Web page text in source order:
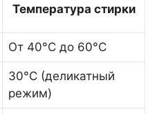
Температура стирки
От 40°C до 60°C
30°C (деликатный
режим)